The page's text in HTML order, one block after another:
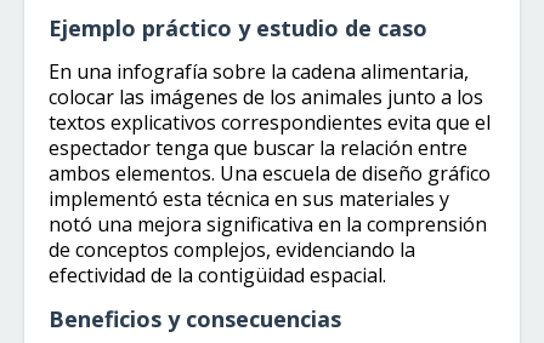
Ejemplo práctico y estudio de caso
En una infografía sobre la cadena alimentaria,
colocar las imágenes de los animales junto a los
textos explicativos correspondientes evita que el
espectador tenga que buscar la relación entre
ambos elementos. Una escuela de diseño gráfico
implementó esta técnica en sus materiales y
notó una mejora significativa en la comprensión
de conceptos complejos, evidenciando la
efectividad de la contigüidad espacial.
Beneficios y consecuencias